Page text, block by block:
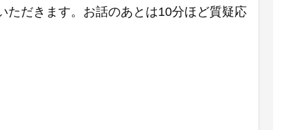
ただきます。お話のあとは10分ほど質疑応